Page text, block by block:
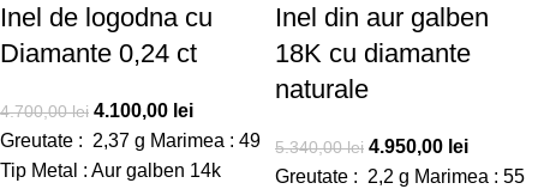
Inel de logodna cu
Diamante 0,24 ct
4.700,00lei 4.100,00 lei
Greutate : 2,37 g Marimea : 49
Tip Metal : Aur galben 14k
Inel din aur galben
18K cu diamante
naturale
5.340,00lei 4.950,00 lei
Greutate : 2,2 g Marimea : 55